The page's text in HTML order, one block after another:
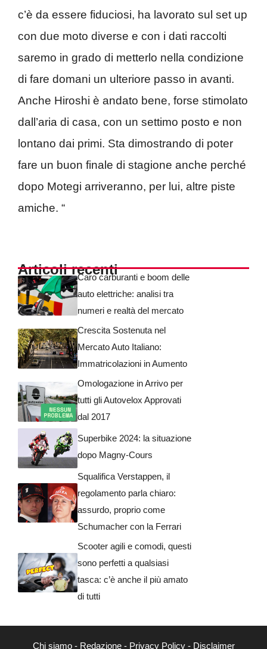
c’è da essere fiduciosi, ha lavorato sul set up
con due moto diverse e con i dati raccolti
saremo in grado di metterlo nella condizione
di fare domani un ulteriore passo in avanti.
Anche Hiroshi è andato bene, forse stimolato
dall’aria di casa, con un settimo posto e non
lontano dai primi. Sta dimostrando di poter
fare un buon finale di stagione anche perché
dopo Motegi arriveranno, per lui, altre piste
amiche. “
Articoli recentiCaro carburanti e boom delle
auto elettriche: analisi tra
numeri e realtà del mercato
Crescita Sostenuta nel
Mercato Auto Italiano:
Immatricolazioni in Aumento
Omologazione in Arrivo per
tutti gli Autovelox Approvati
dal 2017
Superbike 2024: la situazione
dopo Magny-Cours
Squalifica Verstappen, il
regolamento parla chiaro:
assurdo, proprio come
Schumacher con la Ferrari
Scooter agili e comodi, questi
sono perfetti a qualsiasi
tasca: c’è anche il più amato
di tutti
Chi siamo- Redazione- Privacy Policy- Disclaimer